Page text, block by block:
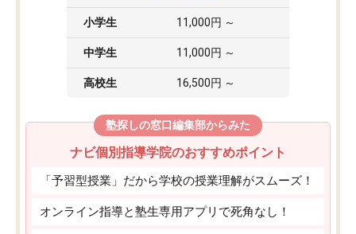
小学生 11,000円 ～
中学生 11,000円 ～
高校生 16,500円 ～
塾探しの窓口編集部からみた
ナビ個別指導学院のおすすめポイント
「予習型授業」だから学校の授業理解がスムーズ！
オンライン指導と塾生専用アプリで死角なし！